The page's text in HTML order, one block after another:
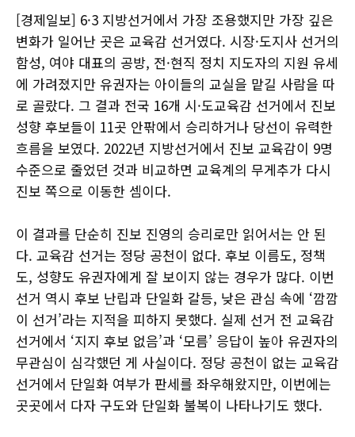
[경제일보] 6·3 지방선거에서 가장 조용했지만 가장 깊은
변화가 일어난 곳은 교육감 선거였다. 시장·도지사 선거의
함성, 여야 대표의 공방, 전·현직 정치 지도자의 지원 유세
에 가려졌지만 유권자는 아이들의 교실을 맡길 사람을 따
로 골랐다. 그 결과 전국 16개 시·도교육감 선거에서 진보
성향 후보들이 11곳 안팎에서 승리하거나 당선이 유력한
흐름을 보였다. 2022년 지방선거에서 진보 교육감이 9명
수준으로 줄었던 것과 비교하면 교육계의 무게추가 다시
진보 쪽으로 이동한 셈이다.
이 결과를 단순히 진보 진영의 승리로만 읽어서는 안 된
다. 교육감 선거는 정당 공천이 없다. 후보 이름도, 정책
도, 성향도 유권자에게 잘 보이지 않는 경우가 많다. 이번
선거 역시 후보 난립과 단일화 갈등, 낮은 관심 속에 ‘깜깜
이 선거’라는 지적을 피하지 못했다. 실제 선거 전 교육감
선거에서 ‘지지 후보 없음’과 ‘모름’ 응답이 높아 유권자의
무관심이 심각했던 게 사실이다. 정당 공천이 없는 교육감
선거에서 단일화 여부가 판세를 좌우해왔지만, 이번에는
곳곳에서 다자 구도와 단일화 불복이 나타나기도 했다.